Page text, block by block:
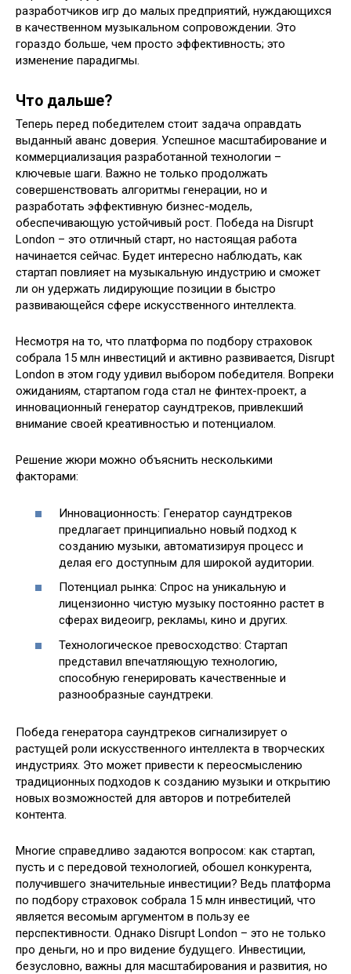
разработчиков игр до малых предприятий, нуждающихся
в качественном музыкальном сопровождении. Это
гораздо больше, чем просто эффективность; это
изменение парадигмы.
Что дальше?
Теперь перед победителем стоит задача оправдать
выданный аванс доверия. Успешное масштабирование и
коммерциализация разработанной технологии –
ключевые шаги. Важно не только продолжать
совершенствовать алгоритмы генерации, но и
разработать эффективную бизнес-модель,
обеспечивающую устойчивый рост. Победа на Disrupt
London – это отличный старт, но настоящая работа
начинается сейчас. Будет интересно наблюдать, как
стартап повлияет на музыкальную индустрию и сможет
ли он удержать лидирующие позиции в быстро
развивающейся сфере искусственного интеллекта.
Несмотря на то, что платформа по подбору страховок
собрала 15 млн инвестиций и активно развивается, Disrupt
London в этом году удивил выбором победителя. Вопреки
ожиданиям, стартапом года стал не финтех-проект, а
инновационный генератор саундтреков, привлекший
внимание своей креативностью и потенциалом.
Решение жюри можно объяснить несколькими
факторами:
Инновационность: Генератор саундтреков
предлагает принципиально новый подход к
созданию музыки, автоматизируя процесс и
делая его доступным для широкой аудитории.
Потенциал рынка: Спрос на уникальную и
лицензионно чистую музыку постоянно растет в
сферах видеоигр, рекламы, кино и других.
Технологическое превосходство: Стартап
представил впечатляющую технологию,
способную генерировать качественные и
разнообразные саундтреки.
Победа генератора саундтреков сигнализирует о
растущей роли искусственного интеллекта в творческих
индустриях. Это может привести к переосмыслению
традиционных подходов к созданию музыки и открытию
новых возможностей для авторов и потребителей
контента.
Многие справедливо задаются вопросом: как стартап,
пусть и с передовой технологией, обошел конкурента,
получившего значительные инвестиции? Ведь платформа
по подбору страховок собрала 15 млн инвестиций, что
является весомым аргументом в пользу ее
перспективности. Однако Disrupt London – это не только
про деньги, но и про видение будущего. Инвестиции,
безусловно, важны для масштабирования и развития, но